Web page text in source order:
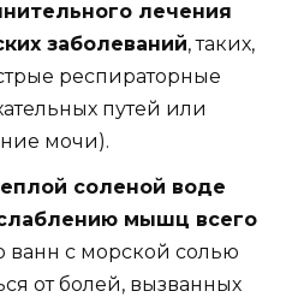
лечения
заболеваний, таких,
респираторные
путей или
мочи).
соленой воде
мышц всего
с морской солью
от болей, вызванных